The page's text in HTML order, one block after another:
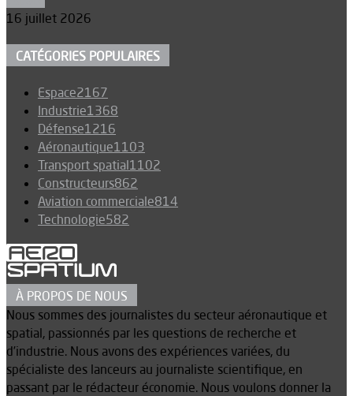
16 juillet 2026
CATÉGORIES POPULAIRES
Espace2167
Industrie1368
Défense1216
Aéronautique1103
Transport spatial1102
Constructeurs862
Aviation commerciale814
Technologie582
À PROPOS DE NOUS
Nous sommes des journalistes du secteur aéronautique et
spatial, passionnés par les questions de recherche et
d’industrie. Nous avons des expériences variées, du
spécialiste des lanceurs au journaliste scientifique, en
passant par le rédacteur économie. Nous voulons donner la